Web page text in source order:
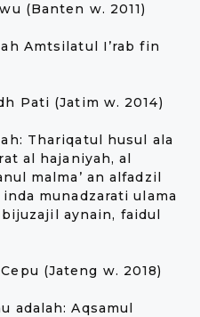
(Banten w. 2011)
Amtsilatul I’rab fin
Pati (Jatim w. 2014)
Thariqatul husul ala
al hajaniyah, al
malma’ an alfadzil
munadzarati ulama
aynain, faidul
(Jateng w. 2018)
adalah: Aqsamul